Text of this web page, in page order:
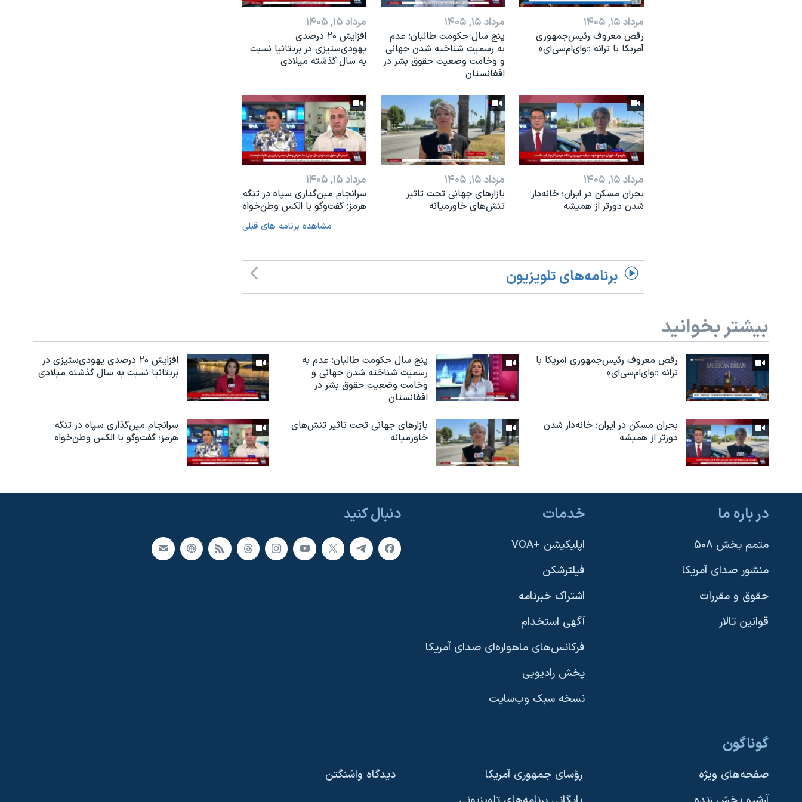
دنبال کنید
مرداد ۱۵, ۱۴۰۵
رقص معروف رئیس‌جمهوری
آمریکا با ترانه «وای‌ام‌سی‌ای»
مرداد ۱۵, ۱۴۰۵
پنج سال حکومت طالبان؛ عدم
به رسمیت شناخته شدن جهانی
و وخامت وضعیت حقوق بشر در
افغانستان
مرداد ۱۵, ۱۴۰۵
افزایش ۲۰ درصدی
یهودی‌ستیزی در بریتانیا نسبت
به سال گذشته میلادی
مرداد ۱۵, ۱۴۰۵
بحران مسکن در ایران؛ خانه‌دار
شدن دورتر از همیشه
مرداد ۱۵, ۱۴۰۵
بازارهای جهانی تحت تاثیر
تنش‌های خاورمیانه
مرداد ۱۵, ۱۴۰۵
سرانجام مین‌گذاری‌ سپاه در تنگه
هرمز؛ گفت‌وگو با الکس وطن‌خواه
مشاهده برنامه های قبلی
برنامه‌های تلویزیون
بیشتر بخوانید
رقص معروف رئیس‌جمهوری آمریکا با
ترانه «وای‌ام‌سی‌ای»
پنج سال حکومت طالبان؛ عدم به
رسمیت شناخته شدن جهانی و
وخامت وضعیت حقوق بشر در
افغانستان
افزایش ۲۰ درصدی یهودی‌ستیزی در
بریتانیا نسبت به سال گذشته میلادی
بحران مسکن در ایران؛ خانه‌دار شدن
دورتر از همیشه
بازارهای جهانی تحت تاثیر تنش‌های
خاورمیانه
سرانجام مین‌گذاری‌ سپاه در تنگه
هرمز؛ گفت‌وگو با الکس وطن‌خواه
دنبال کنید در باره ما
متمم بخش ۵۰۸
منشور صدای آمریکا
حقوق و مقررات
قوانین تالار
خدمات
اپلیکیشن +VOA
فیلترشکن
اشتراک خبرنامه
آگهی استخدام
فرکانس‌های ماهواره‌ای صدای آمریکا
پخش رادیویی
نسخه سبک وب‌سایت
گوناگون
صفحه‌های ویژه
رؤسای جمهوری آمریکا
دیدگاه‌ واشنگتن